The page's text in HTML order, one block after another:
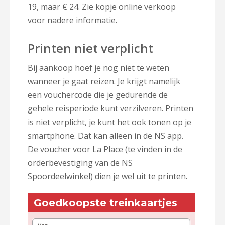
19, maar € 24. Zie kopje online verkoop
voor nadere informatie.
Printen niet verplicht
Bij aankoop hoef je nog niet te weten
wanneer je gaat reizen. Je krijgt namelijk
een vouchercode die je gedurende de
gehele reisperiode kunt verzilveren. Printen
is niet verplicht, je kunt het ook tonen op je
smartphone. Dat kan alleen in de NS app.
De voucher voor La Place (te vinden in de
orderbevestiging van de NS
Spoordeelwinkel) dien je wel uit te printen.
Goedkoopste treinkaartjes